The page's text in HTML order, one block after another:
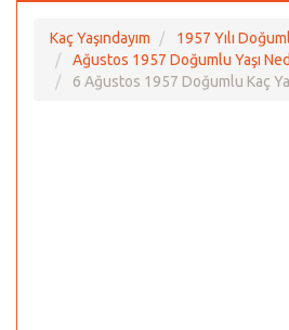
Kaç Yaşındayım
1957 Yılı
Ağustos 1957 Doğumlu Yaşı
6 Ağustos 1957 Doğumlu Kaç